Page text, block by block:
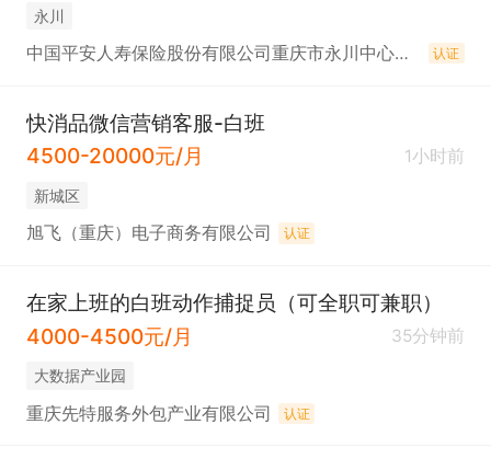
永川
中国平安人寿保险股份有限公司重庆市永川中心支公司 认证
快消品微信营销客服-白班
4500-20000元/月
1小时前
新城区
旭飞（重庆）电子商务有限公司 认证
在家上班的白班动作捕捉员（可全职可兼职）
4000-4500元/月
35分钟前
大数据产业园
重庆先特服务外包产业有限公司 认证